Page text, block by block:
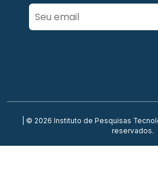
| © 2026 Instituto de Pesquisas
reservados.